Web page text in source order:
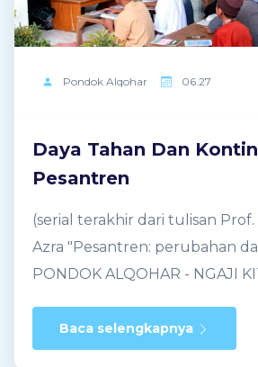
menyamudera. Memang ...
Pondok Alqohar 06.27
Daya Tahan Dan
Pesantren
(serial terakhir dari tulisan
Azra "Pesantren: perubahan
PONDOK ALQOHAR - NGAJI
pesantren, dengan meminjam
Hosein Nasr, adalah dunia
Baca selengkapnya